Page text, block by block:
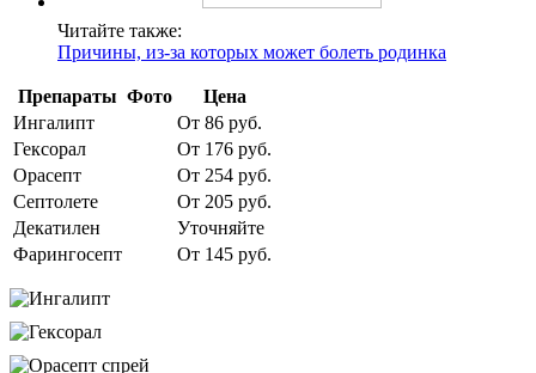
Читайте также:
Причины, из-за которых может болеть родинка
Препараты Фото
Цена
Ингалипт
От 86 руб.
Гексорал
От 176 руб.
Орасепт
От 254 руб.
Септолете
От 205 руб.
Декатилен
Уточняйте
Фарингосепт
От 145 руб.